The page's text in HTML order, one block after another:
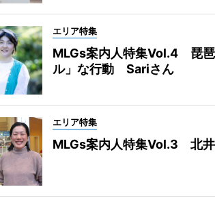
エリア特集
MLGs案内人特集Vol.4 琵琶
ル」な行動 Sariさん
エリア特集
MLGs案内人特集Vol.3 北